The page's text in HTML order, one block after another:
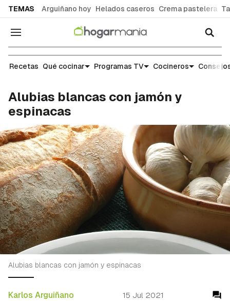
TEMAS Arguiñano hoy Helados caseros Crema pastelera
Navegación
Recetas
Recetas Qué cocinar Programas TV Cocineros
Alubias blancas con jamón y
espinacas
Karlos Arguiñano 15 Jul 2021
Alubias blancas con jamón y espinacas